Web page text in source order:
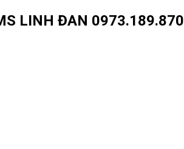
LINH ĐAN 0973.189.870